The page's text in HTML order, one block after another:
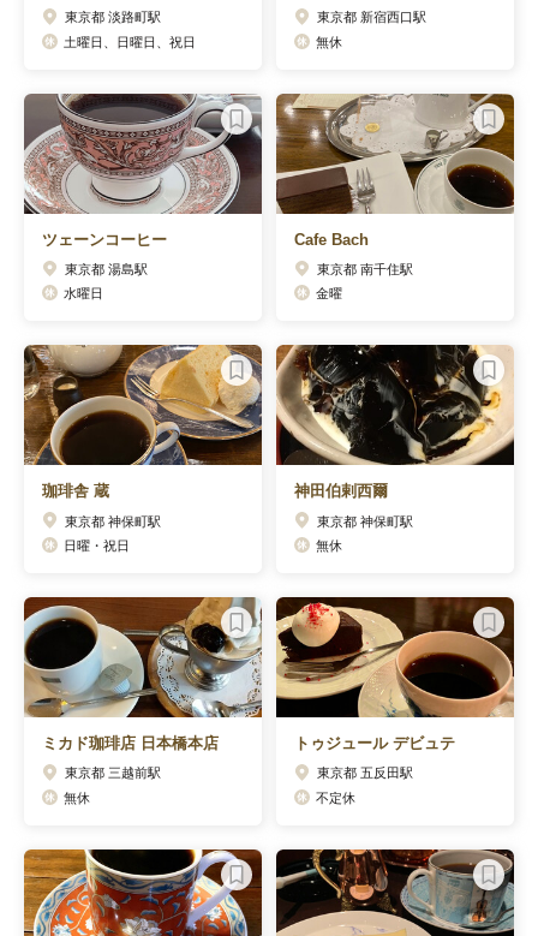
東京都 淡路町駅
土曜日、日曜日、祝日
東京都 新宿西口駅
無休
ツェーンコーヒー
東京都 湯島駅
水曜日
Cafe Bach
東京都 南千住駅
金曜
珈琲舎 蔵
東京都 神保町駅
日曜・祝日
神田伯剌西爾
東京都 神保町駅
無休
ミカド珈琲店 日本橋本店
東京都 三越前駅
無休
トゥジュール デビュテ
東京都 五反田駅
不定休